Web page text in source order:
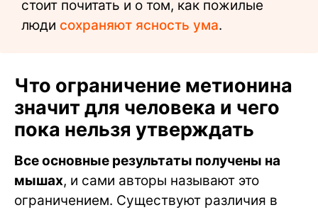
стоит почитать и о том, как пожилые
люди сохраняют ясность ума.
Что ограничение метионина
значит для человека и чего
пока нельзя утверждать
Все основные результаты получены на
мышах, и сами авторы называют это
ограничением. Существуют различия в